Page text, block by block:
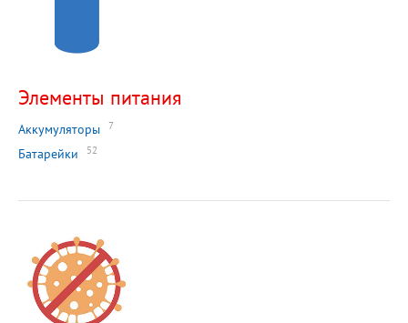
Элементы питания
Аккумуляторы 7
Батарейки 52